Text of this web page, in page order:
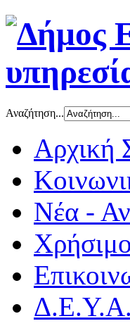
Αναζήτηση...
Αρχική
Νέα -